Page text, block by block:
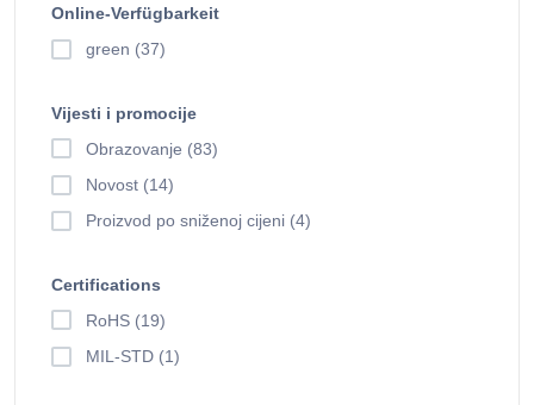
Online-Verfügbarkeit
green (37)
Vijesti i promocije
Obrazovanje (83)
Novost (14)
Proizvod po sniženoj cijeni (4)
Certifications
RoHS (19)
MIL-STD (1)